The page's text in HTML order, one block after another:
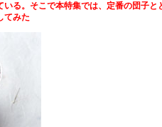
いる。そこで本特集では、定番の団子と
てみた